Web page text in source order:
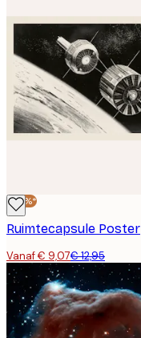
-30%*
Ruimtecapsule Poster
Vanaf € 9,07€ 12,95